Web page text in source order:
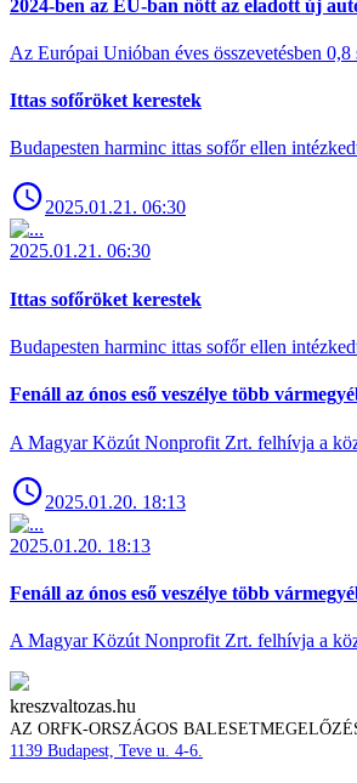
2024-ben az EU-ban nőtt az eladott új
Az Európai Unióban éves összevetésben
Ittas sofőröket kerestek
Budapesten harminc ittas sofőr ellen
2025.01.21. 06:30
2025.01.21. 06:30
Ittas sofőröket kerestek
Budapesten harminc ittas sofőr ellen
Fenáll az ónos eső veszélye több
A Magyar Közút Nonprofit Zrt. felhívja a
2025.01.20. 18:13
2025.01.20. 18:13
Fenáll az ónos eső veszélye több
A Magyar Közút Nonprofit Zrt. felhívja a
kreszvaltozas.hu
AZ ORFK-ORSZÁGOS
1139 Budapest, Teve u. 4-6.